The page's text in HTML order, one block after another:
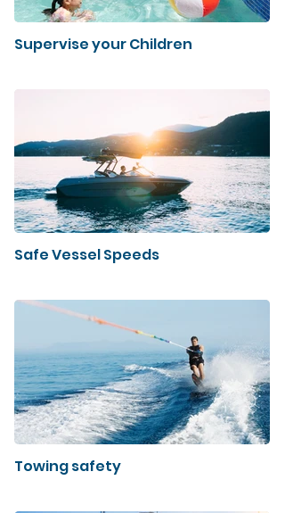
Supervise your Children
Safe Vessel Speeds
Towing safety